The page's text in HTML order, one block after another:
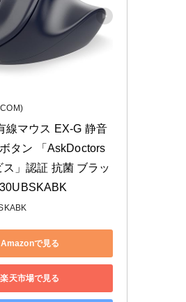
線マウス EX-G 静音
タン 「AskDoctors
」認証 抗菌 ブラッ
Amazonで見る
楽天市場で見る